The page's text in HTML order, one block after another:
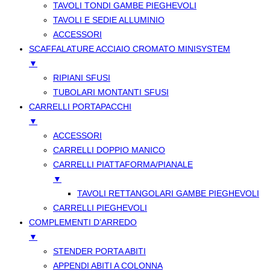
TAVOLI TONDI GAMBE PIEGHEVOLI
TAVOLI E SEDIE ALLUMINIO
ACCESSORI
SCAFFALATURE ACCIAIO CROMATO MINISYSTEM
▼
RIPIANI SFUSI
TUBOLARI MONTANTI SFUSI
CARRELLI PORTAPACCHI
▼
ACCESSORI
CARRELLI DOPPIO MANICO
CARRELLI PIATTAFORMA/PIANALE
▼
TAVOLI RETTANGOLARI GAMBE PIEGHEVOLI
CARRELLI PIEGHEVOLI
COMPLEMENTI D’ARREDO
▼
STENDER PORTA ABITI
APPENDI ABITI A COLONNA